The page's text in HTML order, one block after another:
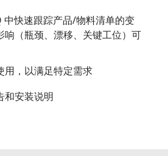
中快速跟踪产品/物料清单的变
响（瓶颈、漂移、关键工位）可
用，以满足特定需求
和安装说明